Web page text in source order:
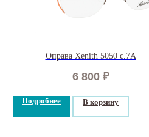
Оправа Xenith 5050 с.7A
6 800 ₽
Подробнее В корзину